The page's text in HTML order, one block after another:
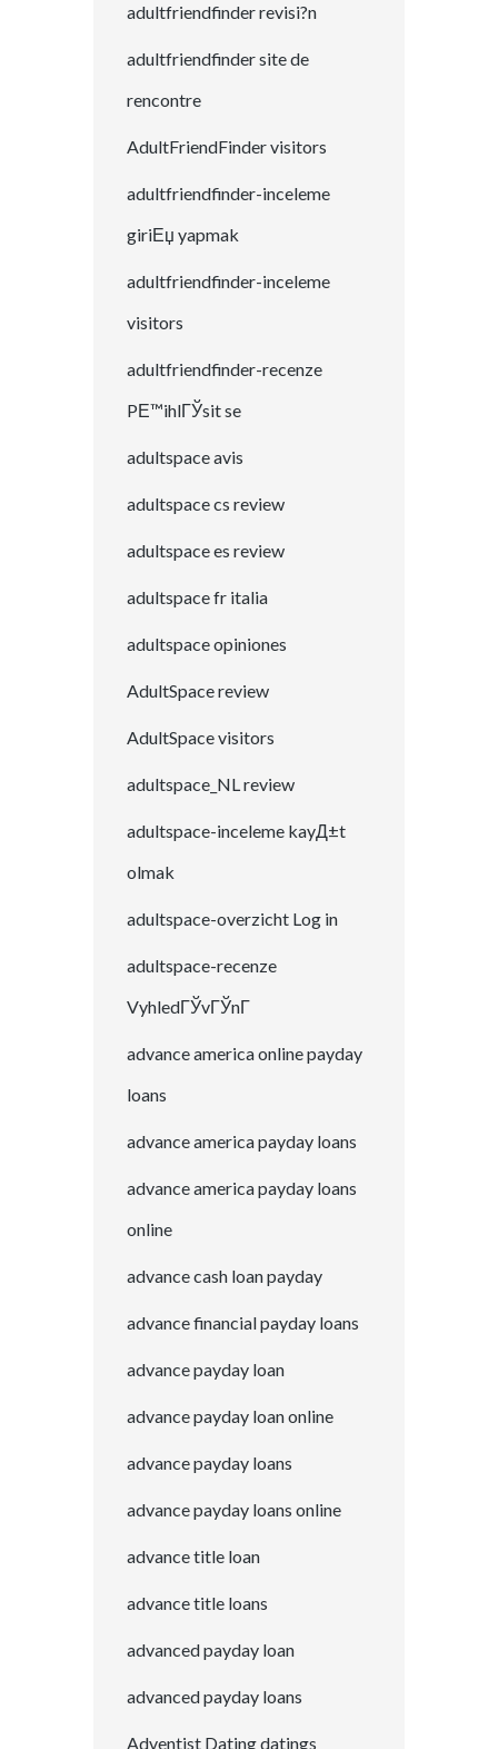
adultfriendfinder revisi?n
adultfriendfinder site de
rencontre
AdultFriendFinder visitors
adultfriendfinder-inceleme
giriЕџ yapmak
adultfriendfinder-inceleme
visitors
adultfriendfinder-recenze
PЕ™ihlГЎsit se
adultspace avis
adultspace cs review
adultspace es review
adultspace fr italia
adultspace opiniones
AdultSpace review
AdultSpace visitors
adultspace_NL review
adultspace-inceleme kayД±t
olmak
adultspace-overzicht Log in
adultspace-recenze
VyhledГЎvГЎnГ­
advance america online payday
loans
advance america payday loans
advance america payday loans
online
advance cash loan payday
advance financial payday loans
advance payday loan
advance payday loan online
advance payday loans
advance payday loans online
advance title loan
advance title loans
advanced payday loan
advanced payday loans
Adventist Dating datings